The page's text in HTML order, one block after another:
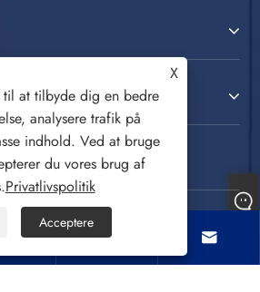
 
X
at tilbyde dig en bedre
analysere trafik på
indhold. Ved at bruge
du vores brug af
Privatlivspolitik
Acceptere